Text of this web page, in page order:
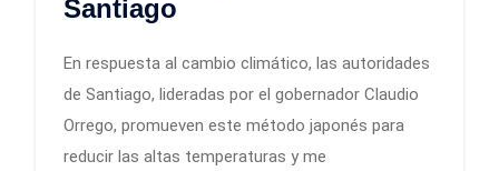
Santiago
En respuesta al cambio climático, las autoridades
de Santiago, lideradas por el gobernador Claudio
Orrego, promueven este método japonés para
reducir las altas temperaturas y me